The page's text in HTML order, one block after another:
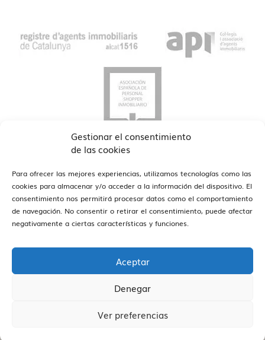
Gestionar el consentimiento
de las cookies
Para ofrecer las mejores experiencias, utilizamos tecnologías como las
cookies para almacenar y/o acceder a la información del dispositivo. El
consentimiento nos permitirá procesar datos como el comportamiento
de navegación. No consentir o retirar el consentimiento, puede afectar
negativamente a ciertas características y funciones.
Aceptar
Denegar
Ver preferencias
Estamos en Barcelona y Reus ver oficinas
Aviso legal
Política de Privacidad
Política de Cookies